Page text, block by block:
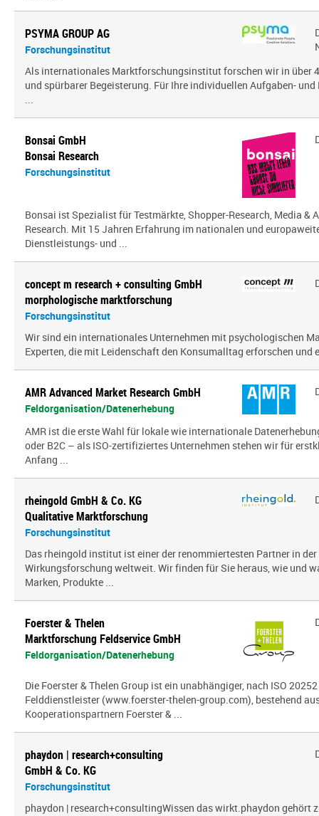
PSYMA GROUP AG
Forschungsinstitut
Als internationales Marktforschungsinstitut forschen wir in über
und spürbarer Begeisterung. Für Ihre individuellen Aufgaben-
...
Bonsai GmbH
Bonsai Research
Forschungsinstitut
Bonsai ist Spezialist für Testmärkte, Shopper-Research, Media &
Research. Mit 15 Jahren Erfahrung im nationalen und
Dienstleistungs- und ...
concept m research + consulting GmbH
morphologische marktforschung
Forschungsinstitut
Wir sind ein inter­na­tio­nales Unternehmen mit psy­cho­lo­gi­schen
Experten, die mit Leidenschaft den Konsumalltag erfor­schen und
AMR Advanced Market Research GmbH
Feldorganisation/Datenerhebung
AMR ist die erste Wahl für lokale wie internationale
oder B2C – als ISO-zertifiziertes Unternehmen stehen wir für
Anfang ...
rheingold GmbH & Co. KG
Qualitative Marktforschung
Forschungsinstitut
Das rheingold institut ist einer der renommiertesten Partner in
Wirkungsforschung weltweit. Wir finden für Sie heraus, wie und
Marken, Produkte ...
Foerster & Thelen
Marktforschung Feldservice GmbH
Feldorganisation/Datenerhebung
Die Foerster & Thelen Group ist ein unabhängiger, nach ISO
Felddienstleister (www.foerster-thelen-group.com), bestehend
Kooperationspartnern Foerster & ...
phaydon | research+consulting
GmbH & Co. KG
Forschungsinstitut
phaydon | research+consultingWissen das wirkt.phaydon gehört